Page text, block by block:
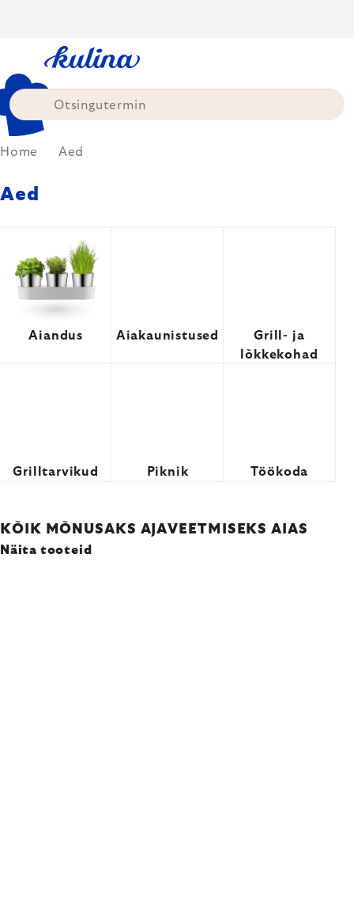
Home Aed
Aed
Aiandus Aiakaunistused
Grill- ja
lõkkekohad
Grilltarvikud Piknik Töökoda
KÕIK MÕNUSAKS AJAVEETMISEKS AIAS
Näita tooteid